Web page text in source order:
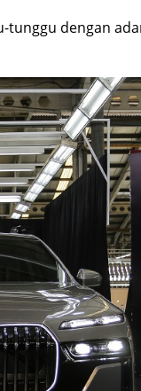
tunggu dengan